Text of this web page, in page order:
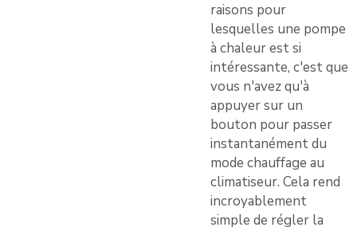
raisons pour
lesquelles une pompe
à chaleur est si
intéressante, c'est que
vous n'avez qu'à
appuyer sur un
bouton pour passer
instantanément du
mode chauffage au
climatiseur. Cela rend
incroyablement
simple de régler la